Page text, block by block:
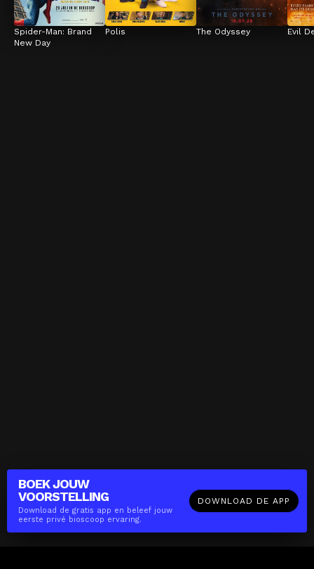
BOEK JOUW
VOORSTELLING
Download de gratis app en beleef jouw
eerste privé bioscoop ervaring.
DOWNLOAD DE APP
Spider-Man: Brand
New Day
Polis The Odyssey Evil